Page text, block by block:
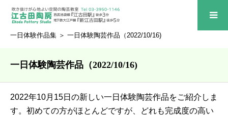
一日体験作品集 ＞ 一日体験陶芸作品（2022/10/16)
一日体験陶芸作品（2022/10/16)
2022年10月15日の新しい一日体験陶芸作品をご紹介しま
す。初めての方がほとんどですが、どれも完成度の高い